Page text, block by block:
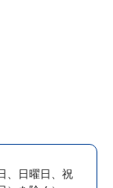
、日曜日、祝